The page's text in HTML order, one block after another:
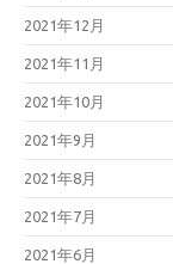
2021年12月
2021年11月
2021年10月
2021年9月
2021年8月
2021年7月
2021年6月